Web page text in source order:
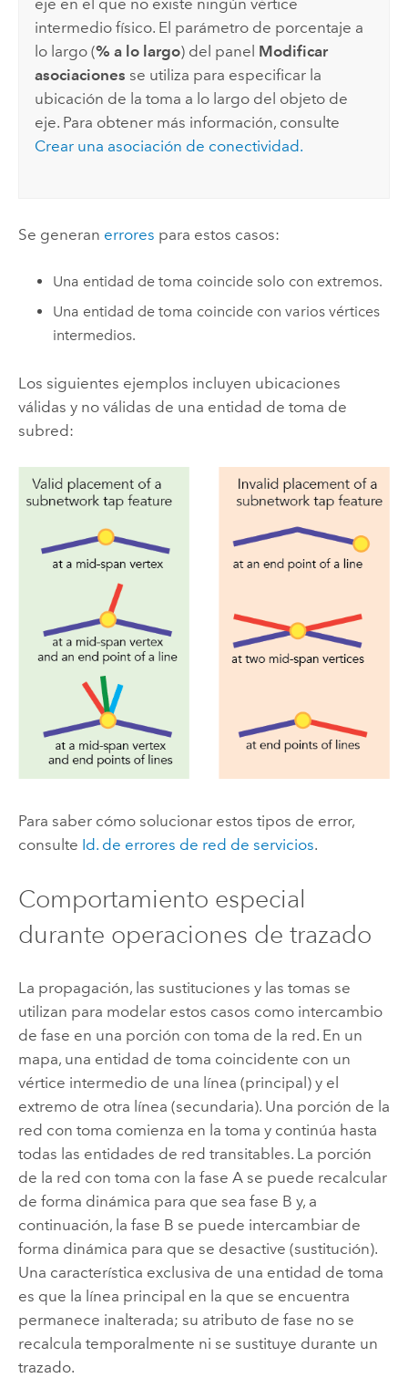
intermedio físico. El parámetro de porcentaje a
lo largo (% a lo largo) del panel Modificar
asociaciones se utiliza para especificar la
ubicación de la toma a lo largo del objeto de
eje. Para obtener más información, consulte
Crear una asociación de conectividad.
Se generan errores para estos casos:
Una entidad de toma coincide solo con extremos.
Una entidad de toma coincide con varios vértices
intermedios.
Los siguientes ejemplos incluyen ubicaciones
válidas y no válidas de una entidad de toma de
subred:
Para saber cómo solucionar estos tipos de error,
consulte Id. de errores de red de servicios.
Comportamiento especial
durante operaciones de trazado
La propagación, las sustituciones y las tomas se
utilizan para modelar estos casos como intercambio
de fase en una porción con toma de la red. En un
mapa, una entidad de toma coincidente con un
vértice intermedio de una línea (principal) y el
extremo de otra línea (secundaria). Una porción de la
red con toma comienza en la toma y continúa hasta
todas las entidades de red transitables. La porción
de la red con toma con la fase A se puede recalcular
de forma dinámica para que sea fase B y, a
continuación, la fase B se puede intercambiar de
forma dinámica para que se desactive (sustitución).
Una característica exclusiva de una entidad de toma
es que la línea principal en la que se encuentra
permanece inalterada; su atributo de fase no se
recalcula temporalmente ni se sustituye durante un
trazado.